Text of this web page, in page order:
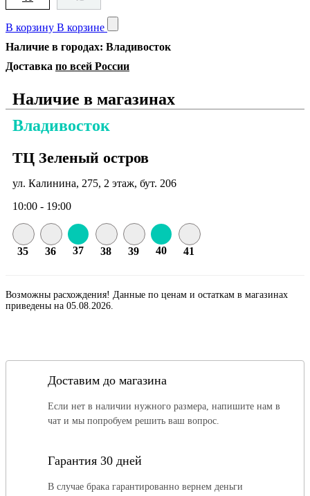
В корзину В корзине
Наличие в городах: Владивосток
Доставка по всей России
Наличие в магазинах
Владивосток
ТЦ Зеленый остров
ул. Калинина, 275, 2 этаж, бут. 206
10:00 - 19:00
35 36 37 38 39 40 41
Возможны расхождения! Данные по ценам и остаткам в магазинах
приведены на 05.08.2026.
Доставим до магазина
Если нет в наличии нужного размера, напишите нам в
чат и мы попробуем решить ваш вопрос.
Гарантия 30 дней
В случае брака гарантированно вернем деньги